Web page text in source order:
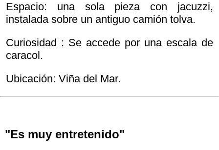
Espacio: una sola pieza con jacuzzi,
instalada sobre un antiguo camión tolva.
Curiosidad : Se accede por una escala de
caracol.
Ubicación: Viña del Mar.
"Es muy entretenido"